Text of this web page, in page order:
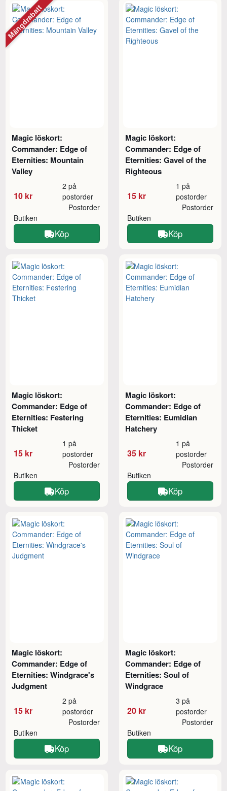
Magic löskort:
Commander: Edge of
Eternities: Mountain
Valley
10 kr
2 på
postorder
Butiken
Postorder
Köp
Mängdrabatt
Magic löskort:
Commander: Edge of
Eternities: Gavel of the
Righteous
15 kr
1 på
postorder
Butiken
Postorder
Köp
Magic löskort:
Commander: Edge of
Eternities: Festering
Thicket
15 kr
1 på
postorder
Butiken
Postorder
Köp
Magic löskort:
Commander: Edge of
Eternities: Eumidian
Hatchery
35 kr
1 på
postorder
Butiken
Postorder
Köp
Magic löskort:
Commander: Edge of
Eternities: Windgrace's
Judgment
15 kr
2 på
postorder
Butiken
Postorder
Köp
Magic löskort:
Commander: Edge of
Eternities: Soul of
Windgrace
20 kr
3 på
postorder
Butiken
Postorder
Köp